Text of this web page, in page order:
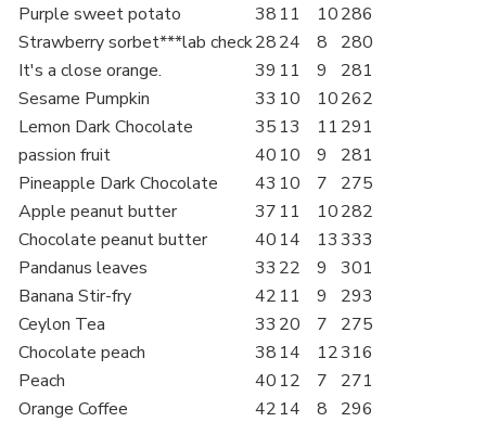
Purple sweet potato
38 11 10286
Strawberry sorbet***lab check2824 8
280
It's a close orange.
39 11 9
281
Sesame Pumpkin
33 10 10262
Lemon Dark Chocolate
35 13 11 291
passion fruit
40 10 9
281
Pineapple Dark Chocolate
43 10 7
275
Apple peanut butter
37 11 10282
Chocolate peanut butter
40 14 13333
Pandanus leaves
33 22 9
301
Banana Stir-fry
42 11 9
293
Ceylon Tea
33 20 7
275
Chocolate peach
38 14 12316
Peach
40 12 7
271
Orange Coffee
42 14 8
296